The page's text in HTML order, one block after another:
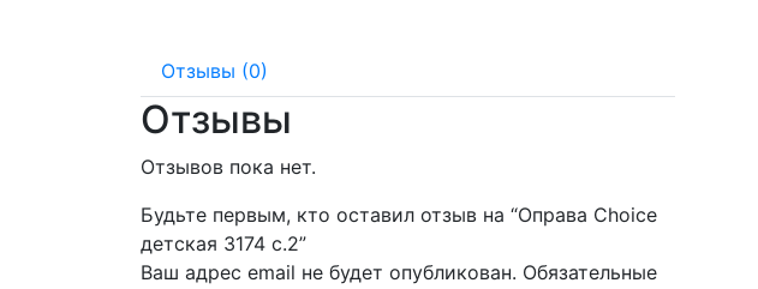
Отзывы (0)
Отзывы
Отзывов пока нет.
Будьте первым, кто оставил отзыв на “Оправа Choice
детская 3174 с.2”
Ваш адрес email не будет опубликован. Обязательные